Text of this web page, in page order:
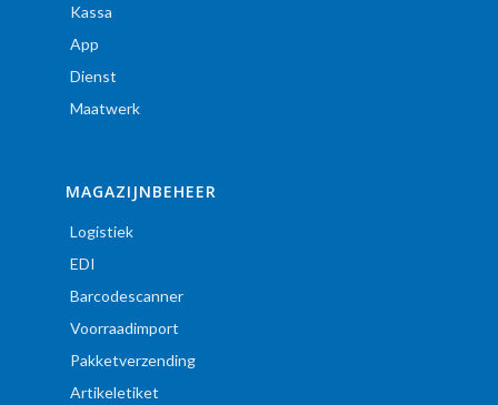
Kassa
App
Dienst
Maatwerk
MAGAZIJNBEHEER
Logistiek
EDI
Barcodescanner
Voorraadimport
Pakketverzending
Artikeletiket